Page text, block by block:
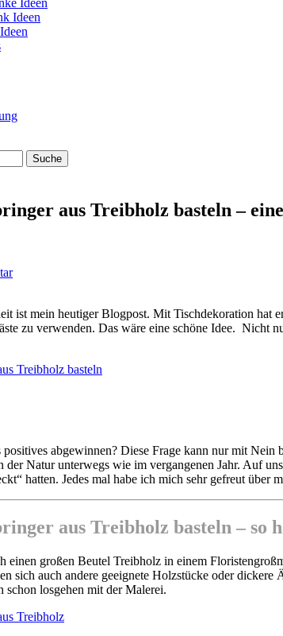
Ideen
Ideen
aus Treibholz basteln –
ist mein heutiger Blogpost. Mit Tischdekoration hat
zu verwenden. Das wäre eine schöne Idee. Nicht
abgewinnen? Diese Frage kann nur mit
Natur unterwegs wie im vergangenen Jahr. Auf
hatten. Jedes mal habe ich mich sehr gefreut über
aus Treibholz basteln – so
einen großen Beutel Treibholz in einem
sich auch andere geeignete Holzstücke oder
schon losgehen mit der Malerei.